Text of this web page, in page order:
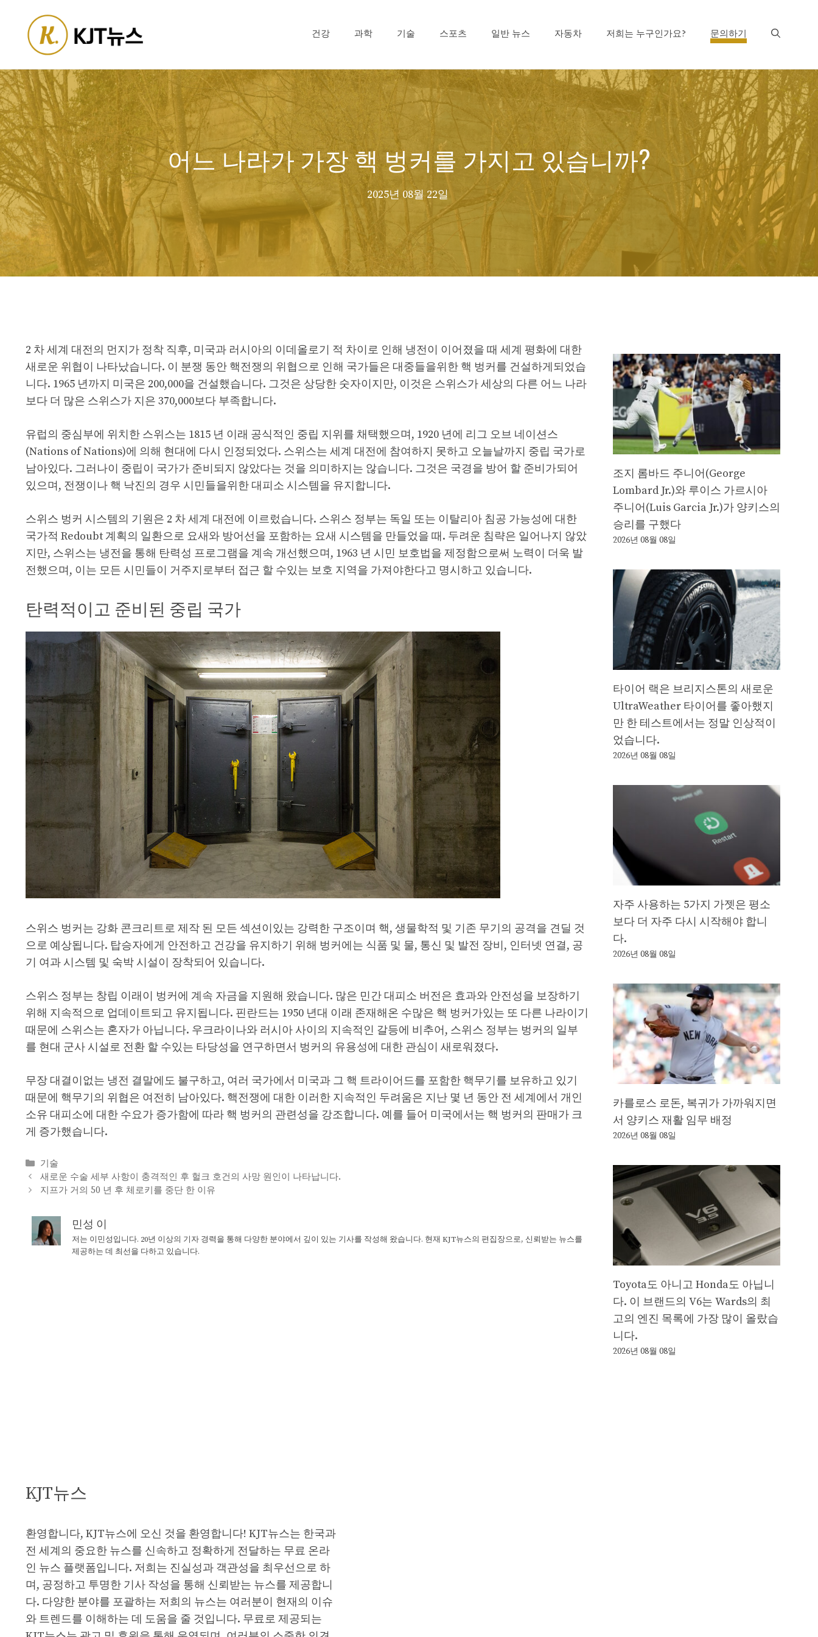
content
건강 과학 기술 스포츠 일반 뉴스 자동차 저희는 누구인가요? 문의하기
어느 나라가 가장 핵 벙커를 가지고 있습니까?
2025년 08월 22일
2 차 세계 대전의 먼지가 정착 직후, 미국과 러시아의 이데올로기 적 차이로 인해 냉전이 이어졌을 때 세계 평화에 대한
새로운 위협이 나타났습니다. 이 분쟁 동안 핵전쟁의 위협으로 인해 국가들은 대중들을위한 핵 벙커를 건설하게되었습
니다. 1965 년까지 미국은 200,000을 건설했습니다. 그것은 상당한 숫자이지만, 이것은 스위스가 세상의 다른 어느 나라
보다 더 많은 스위스가 지은 370,000보다 부족합니다.
유럽의 중심부에 위치한 스위스는 1815 년 이래 공식적인 중립 지위를 채택했으며, 1920 년에 리그 오브 네이션스
(Nations of Nations)에 의해 현대에 다시 인정되었다. 스위스는 세계 대전에 참여하지 못하고 오늘날까지 중립 국가로
남아있다. 그러나이 중립이 국가가 준비되지 않았다는 것을 의미하지는 않습니다. 그것은 국경을 방어 할 준비가되어
있으며, 전쟁이나 핵 낙진의 경우 시민들을위한 대피소 시스템을 유지합니다.
스위스 벙커 시스템의 기원은 2 차 세계 대전에 이르렀습니다. 스위스 정부는 독일 또는 이탈리아 침공 가능성에 대한
국가적 Redoubt 계획의 일환으로 요새와 방어선을 포함하는 요새 시스템을 만들었을 때. 두려운 침략은 일어나지 않았
지만, 스위스는 냉전을 통해 탄력성 프로그램을 계속 개선했으며, 1963 년 시민 보호법을 제정함으로써 노력이 더욱 발
전했으며, 이는 모든 시민들이 거주지로부터 접근 할 수있는 보호 지역을 가져야한다고 명시하고 있습니다.
탄력적이고 준비된 중립 국가
스위스 벙커는 강화 콘크리트로 제작 된 모든 섹션이있는 강력한 구조이며 핵, 생물학적 및 기존 무기의 공격을 견딜 것
으로 예상됩니다. 탑승자에게 안전하고 건강을 유지하기 위해 벙커에는 식품 및 물, 통신 및 발전 장비, 인터넷 연결, 공
기 여과 시스템 및 숙박 시설이 장착되어 있습니다.
스위스 정부는 창립 이래이 벙커에 계속 자금을 지원해 왔습니다. 많은 민간 대피소 버전은 효과와 안전성을 보장하기
위해 지속적으로 업데이트되고 유지됩니다. 핀란드는 1950 년대 이래 존재해온 수많은 핵 벙커가있는 또 다른 나라이기
때문에 스위스는 혼자가 아닙니다. 우크라이나와 러시아 사이의 지속적인 갈등에 비추어, 스위스 정부는 벙커의 일부
를 현대 군사 시설로 전환 할 수있는 타당성을 연구하면서 벙커의 유용성에 대한 관심이 새로워졌다.
무장 대결이없는 냉전 결말에도 불구하고, 여러 국가에서 미국과 그 핵 트라이어드를 포함한 핵무기를 보유하고 있기
때문에 핵무기의 위협은 여전히 ​​남아있다. 핵전쟁에 대한 이러한 지속적인 두려움은 지난 몇 년 동안 전 세계에서 개인
소유 대피소에 대한 수요가 증가함에 따라 핵 벙커의 관련성을 강조합니다. 예를 들어 미국에서는 핵 벙커의 판매가 크
게 증가했습니다.
Categories
기술
새로운 수술 세부 사항이 충격적인 후 헐크 호건의 사망 원인이 나타납니다.
지프가 거의 50 년 후 체로키를 중단 한 이유
민성 이
저는 이민성입니다. 20년 이상의 기자 경력을 통해 다양한 분야에서 깊이 있는 기사를 작성해 왔습니다. 현재 KJT뉴스의 편집장으로, 신뢰받는 뉴스를
제공하는 데 최선을 다하고 있습니다.
조지 롬바드 주니어(George
Lombard Jr.)와 루이스 가르시아
주니어(Luis Garcia Jr.)가 양키스의
승리를 구했다
2026년 08월 08일
타이어 랙은 브리지스톤의 새로운
UltraWeather 타이어를 좋아했지
만 한 테스트에서는 정말 인상적이
었습니다.
2026년 08월 08일
자주 사용하는 5가지 가젯은 평소
보다 더 자주 다시 시작해야 합니
다.
2026년 08월 08일
카를로스 로돈, 복귀가 가까워지면
서 양키스 재활 임무 배정
2026년 08월 08일
Toyota도 아니고 Honda도 아닙니
다. 이 브랜드의 V6는 Wards의 최
고의 엔진 목록에 가장 많이 올랐습
니다.
2026년 08월 08일
KJT뉴스
환영합니다, KJT뉴스에 오신 것을 환영합니다! KJT뉴스는 한국과
전 세계의 중요한 뉴스를 신속하고 정확하게 전달하는 무료 온라
인 뉴스 플랫폼입니다. 저희는 진실성과 객관성을 최우선으로 하
며, 공정하고 투명한 기사 작성을 통해 신뢰받는 뉴스를 제공합니
다. 다양한 분야를 포괄하는 저희의 뉴스는 여러분이 현재의 이슈
와 트렌드를 이해하는 데 도움을 줄 것입니다. 무료로 제공되는